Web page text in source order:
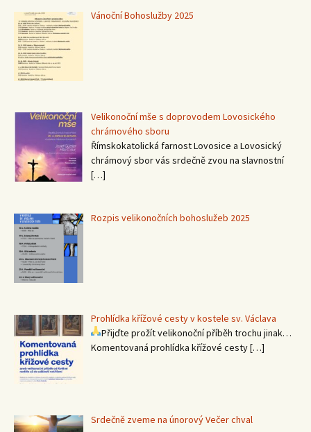
Vánoční Bohoslužby 2025
Velikonoční mše s doprovodem Lovosického
chrámového sboru
Římskokatolická farnost Lovosice a Lovosický
chrámový sbor vás srdečně zvou na slavnostní
[…]
Rozpis velikonočních bohoslužeb 2025
Prohlídka křížové cesty v kostele sv. Václava
Přijďte prožít velikonoční příběh trochu jinak…
Komentovaná prohlídka křížové cesty[…]
Srdečně zveme na únorový Večer chval